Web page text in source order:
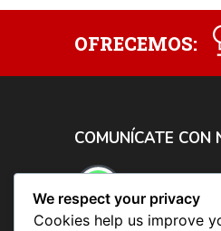
OFRECEMOS:
COMUNÍCATE CON
912 934 032
We respect your privacy
Cookies help us improve